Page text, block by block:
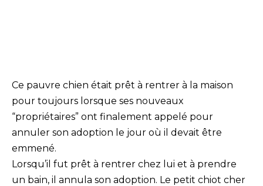
Ce pauvre chien était prêt à rentrer à la maison
pour toujours lorsque ses nouveaux
“propriétaires” ont finalement appelé pour
annuler son adoption le jour où il devait être
emmené.
Lorsqu’il fut prêt à rentrer chez lui et à prendre
un bain, il annula son adoption. Le petit chiot cher